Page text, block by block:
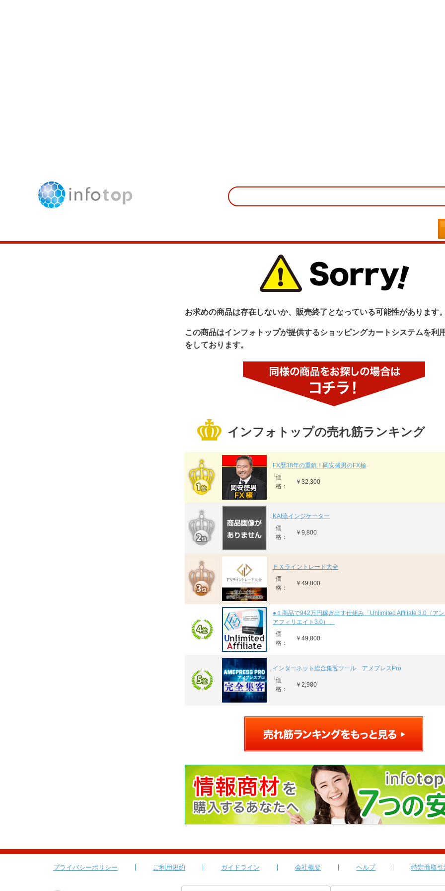
お求めの商品は存在しないか、販売終了となっている可能性があります。
この商品はインフォトップが提供するショッピングカートシステムを利
をしております。
インフォトップの売れ筋ランキング
FX歴38年の重鎮！岡安盛男のFX極
価
格：
￥32,300
KAI流インジケーター
価
格：
￥9,800
ＦＸライントレード大全
価
格：
￥49,800
●１商品で942万円稼ぎ出す仕組み「Unlimited Affiliate 3.0（ア
アフィリエイト3.0）」
価
格：
￥49,800
インターネット総合集客ツール アメプレスPro
価
格：
￥2,980
プライバシーポリシー ご利用規約 ガイドライン 会社概要 ヘルプ 特定商取